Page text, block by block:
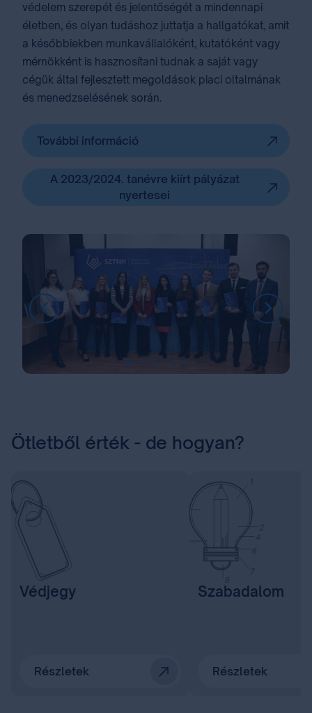
védelem szerepét és jelentőségét a mindennapi
életben, és olyan tudáshoz juttatja a hallgatókat, amit
a későbbiekben munkavállalóként, kutatóként vagy
mérnökként is hasznosítani tudnak a saját vagy
cégük által fejlesztett megoldások piaci oltalmának
és menedzselésének során.
További információ
A 2023/2024. tanévre kiírt pályázat
nyertesei
Ötletből érték - de hogyan?
Védjegy
Részletek
Szabadalom
Részletek